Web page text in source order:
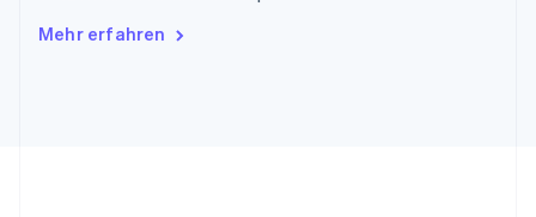
Mehr erfahren
English